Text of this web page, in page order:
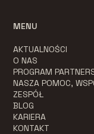
MENU
AKTUALNOŚCI
O NAS
PROGRAM
NASZA POMOC,
ZESPÓŁ
BLOG
KARIERA
KONTAKT